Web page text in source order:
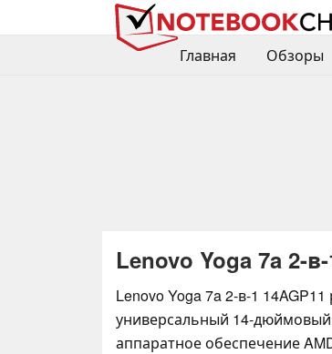
Главная
Обзоры
Lenovo Yoga 7a 2-в-
Lenovo Yoga 7a 2-в-1
универсальный 14-
аппаратное обеспечение